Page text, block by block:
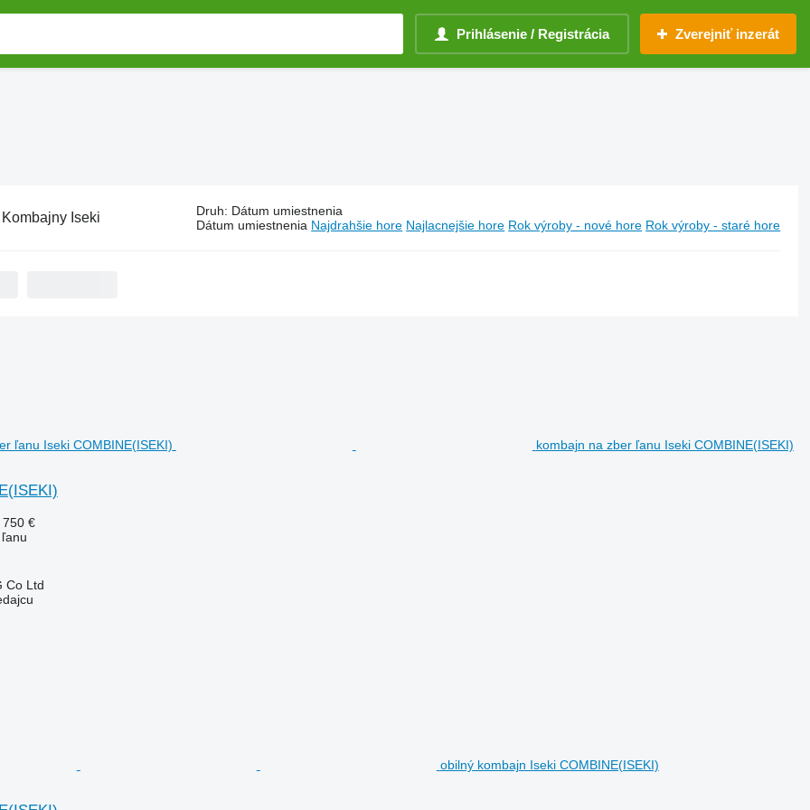
Prihlásenie / Registrácia Zverejniť inzerát
Kombajny Iseki Druh: Dátum umiestnenia
Dátum umiestnenia Najdrahšie hore Najlacnejšie hore Rok výroby - nové hore Rok výroby - staré hore
kombajn na zber ľanu Iseki COMBINE(ISEKI)
€
Co Ltd
obilný kombajn Iseki COMBINE(ISEKI)